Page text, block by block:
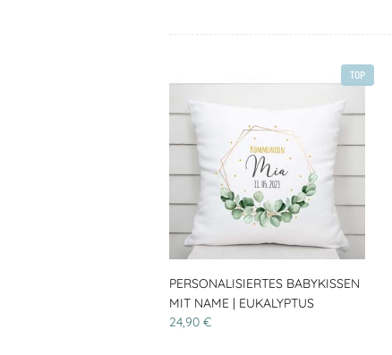
TOP
PERSONALISIERTES BABYKISSEN
MIT NAME | EUKALYPTUS
24,90 €